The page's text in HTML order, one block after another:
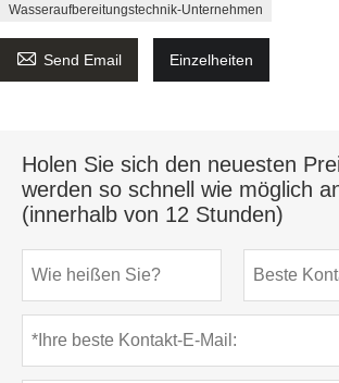
Wasseraufbereitungstechnik-Unternehmen
 Send Email Einzelheiten
Holen Sie sich den neuesten
werden so schnell wie möglich
(innerhalb von 12 Stunden)